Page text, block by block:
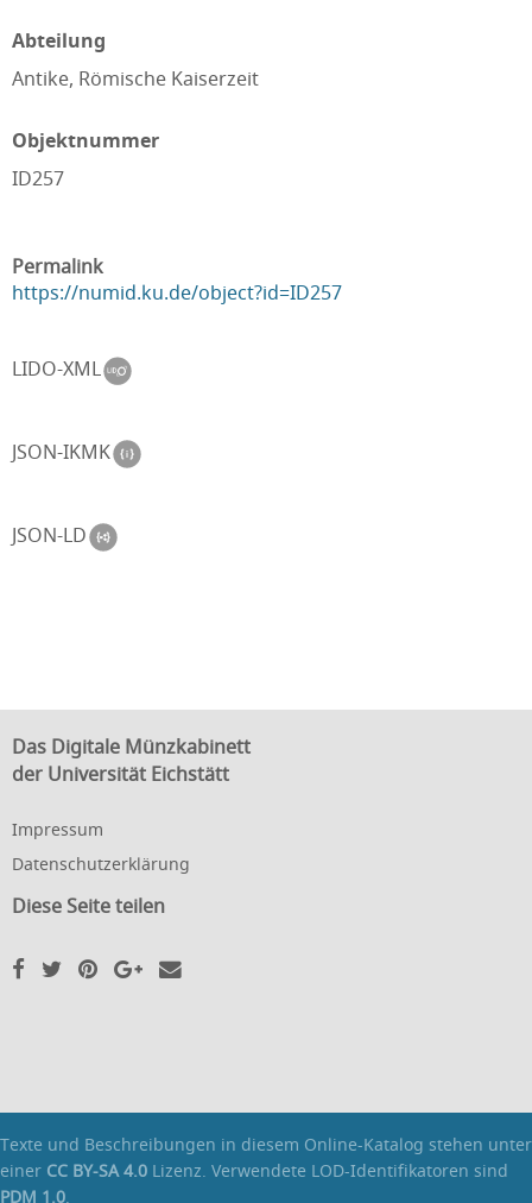
Abteilung
Antike, Römische Kaiserzeit
Objektnummer
ID257
Permalink
https://numid.ku.de/object?id=ID257
LIDO-XML
JSON-IKMK
JSON-LD
Das Digitale Münzkabinett
der Universität Eichstätt
Impressum
Datenschutzerklärung
Diese Seite teilen
Texte und Beschreibungen in diesem Online-Katalog stehen unter
einer CC BY-SA 4.0 Lizenz. Verwendete LOD-Identifikatoren sind
PDM 1.0.